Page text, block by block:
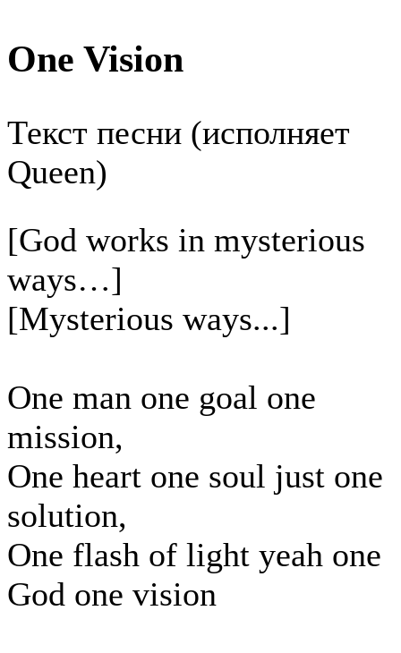
One Vision
Текст песни (исполняет
Queen)
[God works in mysterious
ways…]
[Mysterious ways...]
One man one goal one
mission,
One heart one soul just one
solution,
One flash of light yeah one
God one vision